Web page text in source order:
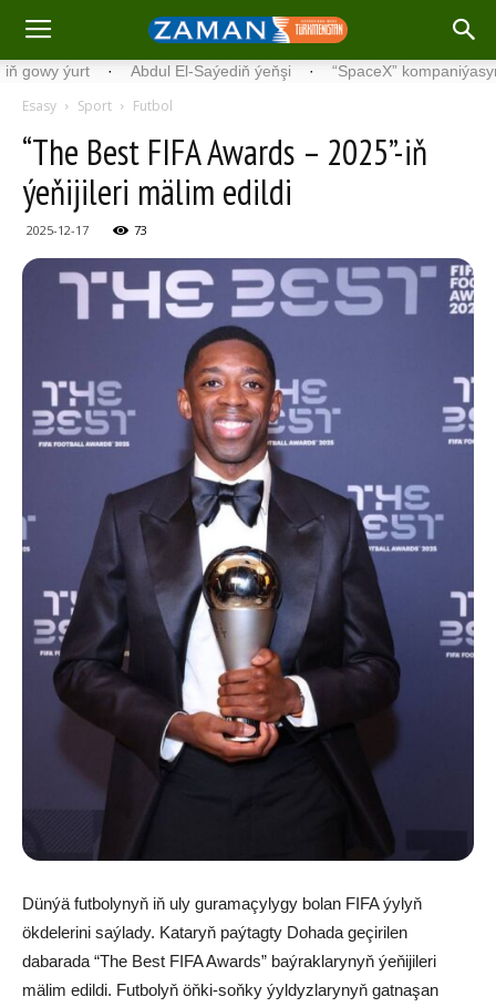
· Abdul El-Saýediň ýeňşi · “SpaceX” kompaniýasynyň
Esasy Sport Futbol
“The Best FIFA Awards – 2025”-iň
ýeňijileri mälim edildi
2025-12-17 73
Dünýä futbolynyň iň uly guramaçylygy bolan FIFA ýylyň
ökdelerini saýlady. Kataryň paýtagty Dohada geçirilen
dabarada “The Best FIFA Awards” baýraklarynyň ýeňijileri
mälim edildi. Futbolyň öňki-soňky ýyldyzlarynyň gatnaşan